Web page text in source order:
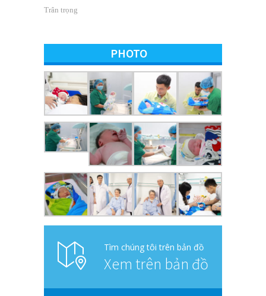
Trân trọng
PHOTO
Tìm chúng tôi trên bản đồ
Xem trên bản đồ